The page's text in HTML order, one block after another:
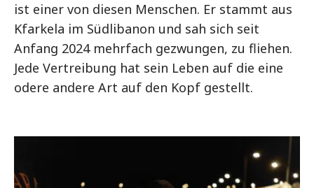
ist einer von diesen Menschen. Er stammt aus
Kfarkela im Südlibanon und sah sich seit
Anfang 2024 mehrfach gezwungen, zu fliehen.
Jede Vertreibung hat sein Leben auf die eine
odere andere Art auf den Kopf gestellt.